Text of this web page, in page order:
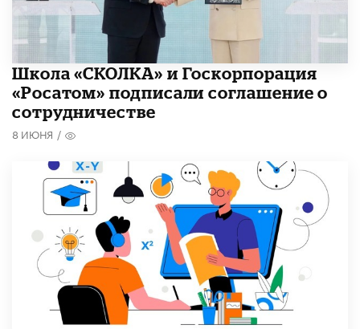
Школа «СКОЛКА» и Госкорпорация
«Росатом» подписали соглашение о
сотрудничестве
8 ИЮНЯ /